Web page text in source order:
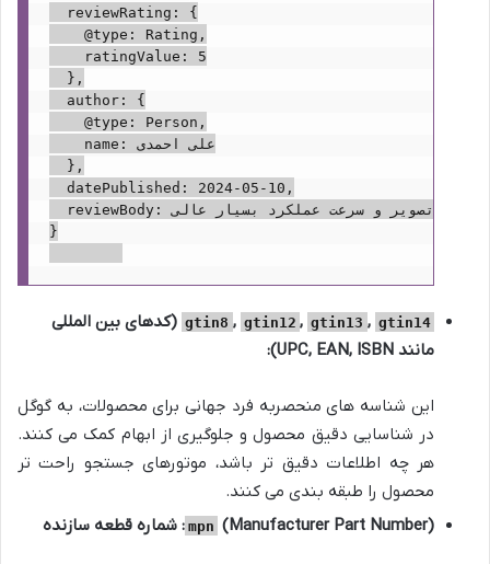
  reviewRating: {
    @type: Rating,
    ratingValue: 5
  },
  author: {
    @type: Person,
    name: علی احمدی
  },
  datePublished: 2024-05-10,
  reviewBody: این محصول فوق العاده است! کیفیت تصویر و سرعت عملکرد بسیار عالی.
}
gtin8 , gtin12 , gtin13 , gtin14
(کدهای بین المللی
مانند UPC, EAN, ISBN):
این شناسه های منحصربه فرد جهانی برای محصولات، به گوگل
در شناسایی دقیق محصول و جلوگیری از ابهام کمک می کنند.
هر چه اطلاعات دقیق تر باشد، موتورهای جستجو راحت تر
محصول را طبقه بندی می کنند.
mpn (Manufacturer Part Number): شماره قطعه سازنده